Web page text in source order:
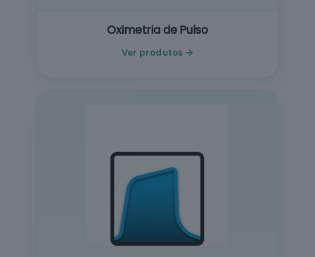
Oximetria de Pulso
Ver produtos →